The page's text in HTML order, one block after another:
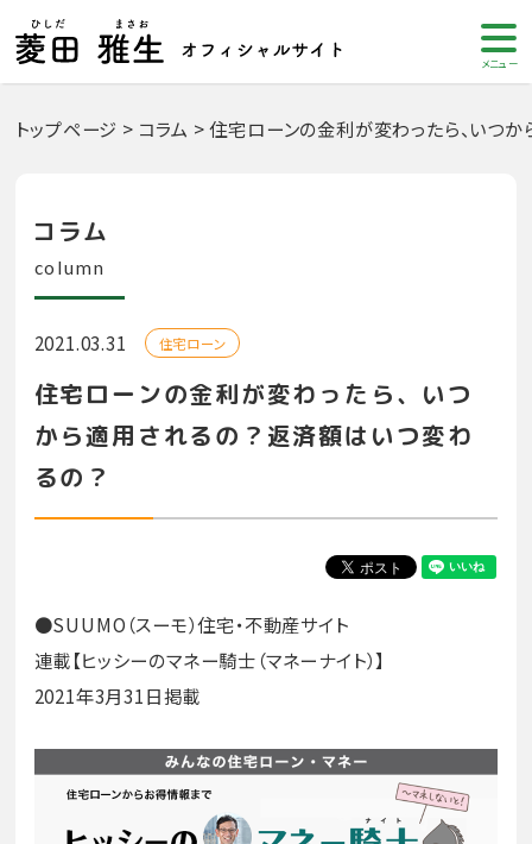
メニュー
トップページ > コラム >住宅ローンの金利が変わったら、いつ
コラム
column
2021.03.31 住宅ローン
住宅ローンの金利が変わったら、いつ
から適用されるの？返済額はいつ変わ
るの？
●SUUMO（スーモ）住宅・不動産サイト
連載【ヒッシーのマネー騎士（マネーナイト）】
2021年3月31日掲載